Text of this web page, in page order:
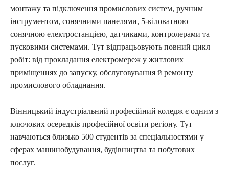
монтажу та підключення промислових систем, ручним
інструментом, сонячними панелями, 5-кіловатною
сонячною електростанцією, датчиками, контролерами та
пусковими системами. Тут відпрацьовують повний цикл
робіт: від прокладання електромереж у житлових
приміщеннях до запуску, обслуговування й ремонту
промислового обладнання.
Вінницький індустріальний професійний коледж є одним з
ключових осередків професійної освіти регіону. Тут
навчаються близько 500 студентів за спеціальностями у
сферах машинобудування, будівництва та побутових
послуг.